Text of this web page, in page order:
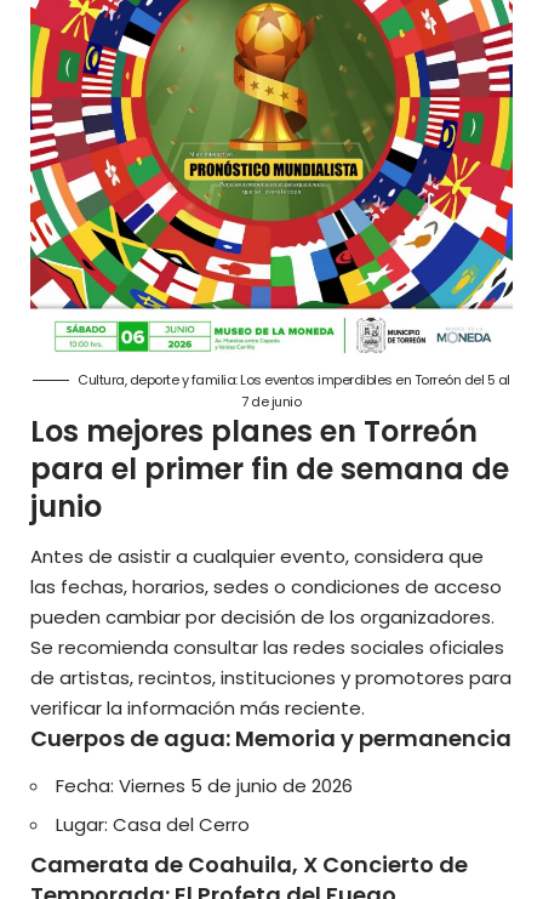
Cultura, deporte y familia: Los eventos imperdibles en Torreón del 5 al
7 de junio
Los mejores planes en Torreón
para el primer fin de semana de
junio
Antes de asistir a cualquier evento, considera que
las fechas, horarios, sedes o condiciones de acceso
pueden cambiar por decisión de los organizadores.
Se recomienda consultar las redes sociales oficiales
de artistas, recintos, instituciones y promotores para
verificar la información más reciente.
Cuerpos de agua: Memoria y permanencia
Fecha: Viernes 5 de junio de 2026
Lugar: Casa del Cerro
Camerata de Coahuila, X Concierto de